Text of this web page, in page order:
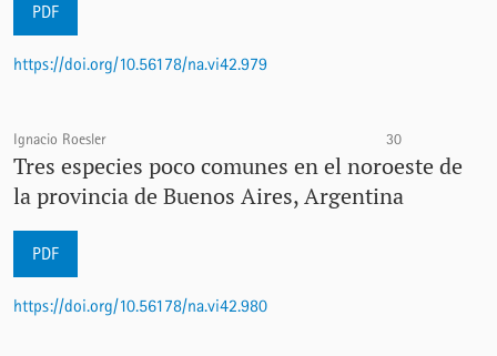
PDF
https://doi.org/10.56178/na.vi42.979
Ignacio Roesler 30
Tres especies poco comunes en el noroeste de
la provincia de Buenos Aires, Argentina
PDF
https://doi.org/10.56178/na.vi42.980